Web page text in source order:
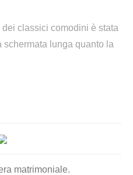
classici comodini è stata
lunga quanto la
matrimoniale.